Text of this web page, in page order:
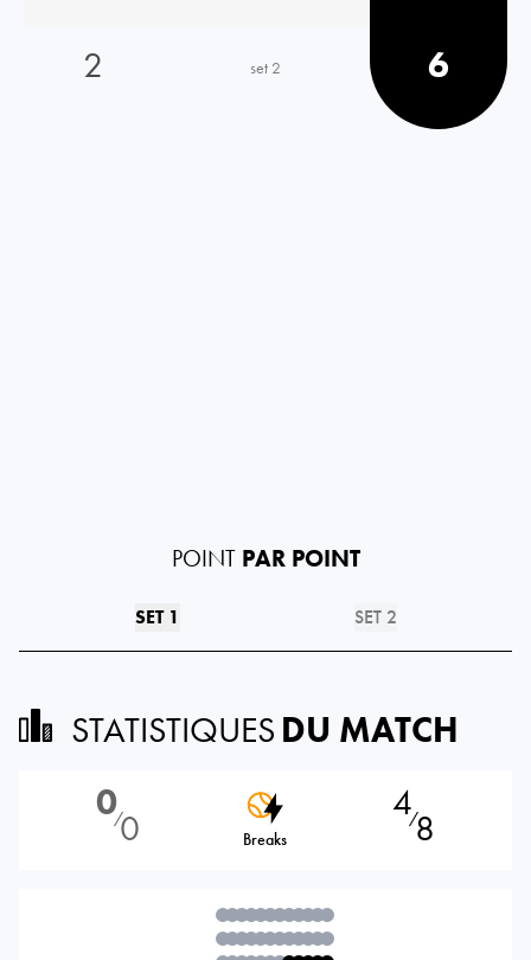
2
set 2 6
POINT PAR POINT
SET 1 SET 2
STATISTIQUES DU MATCH
0⁄0 Breaks
4⁄8